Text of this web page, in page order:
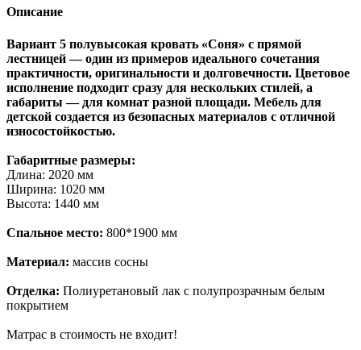
Описание
Вариант 5 полувысокая кровать «Соня» с прямой
лестницей — один из примеров идеального сочетания
практичности, оригинальности и долговечности. Цветовое
исполнение подходит сразу для нескольких стилей, а
габариты — для комнат разной площади. Мебель для
детской создается из безопасных материалов с отличной
износостойкостью.
Габаритные размеры:
Длина: 2020 мм
Ширина: 1020 мм
Высота: 1440 мм
Спальное место: 800*1900 мм
Материал: массив сосны
Отделка: Полиуретановый лак с полупрозрачным белым
покрытием
Матрас в стоимость не входит!